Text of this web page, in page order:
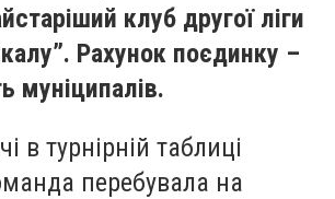
клуб другої ліги
Рахунок поєдинку –
муніципалів.
в турнірній таблиці
перебувала на